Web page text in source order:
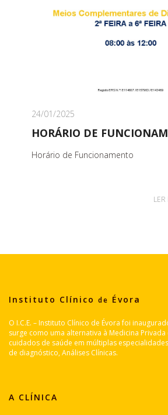
24/01/2025
HORÁRIO DE
Horário de Funcionamento
Instituto Clínico de Évora
O I.C.E. – Instituto Clínico de Évora foi
surge como uma alternativa à Medicina
cuidados de saúde em múltiplas
de diagnóstico, Análises Clínicas.
A CLÍNICA